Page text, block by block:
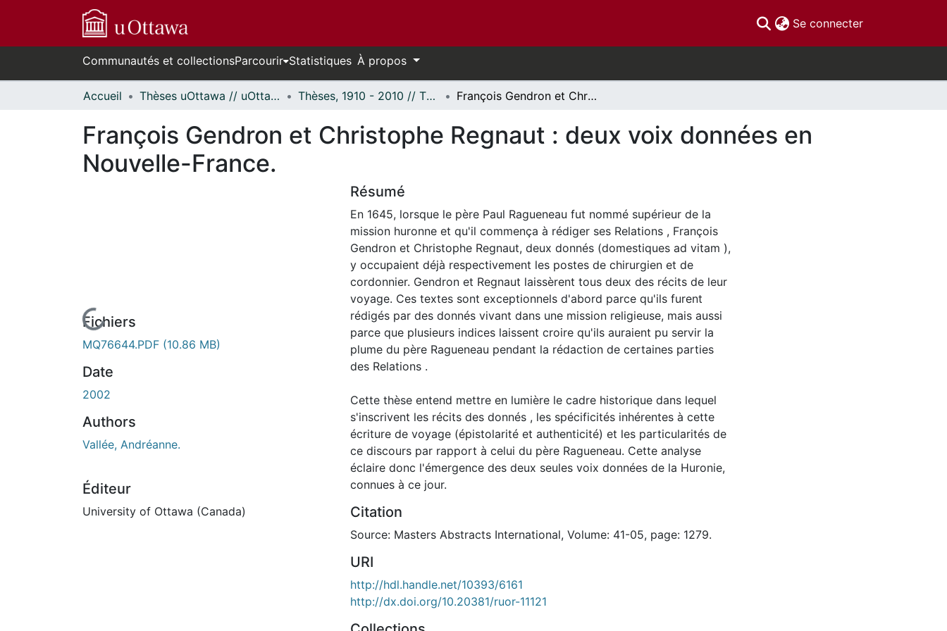
Se connecter(current)
Communautés et collectionsParcourir Statistiques À propos
Accueil Thèses uOttawa // uOttawa Theses Thèses, 1910 - 2010 // Theses, 1910 - 2010 François Gendron et Christophe Regnaut : deux voix données en Nouvelle-France.
François Gendron et Christophe Regnaut : deux voix données en
Nouvelle-France.
En cours de chargement...
Fichiers
MQ76644.PDF (10.86 MB)
Date
2002
Authors
Vallée, Andréanne.
Éditeur
University of Ottawa (Canada)
Résumé
En 1645, lorsque le père Paul Ragueneau fut nommé supérieur de la
mission huronne et qu'il commença à rédiger ses Relations , François
Gendron et Christophe Regnaut, deux donnés (domestiques ad vitam ),
y occupaient déjà respectivement les postes de chirurgien et de
cordonnier. Gendron et Regnaut laissèrent tous deux des récits de leur
voyage. Ces textes sont exceptionnels d'abord parce qu'ils furent
rédigés par des donnés vivant dans une mission religieuse, mais aussi
parce que plusieurs indices laissent croire qu'ils auraient pu servir la
plume du père Ragueneau pendant la rédaction de certaines parties
des Relations .
Cette thèse entend mettre en lumière le cadre historique dans lequel
s'inscrivent les récits des donnés , les spécificités inhérentes à cette
écriture de voyage (épistolarité et authenticité) et les particularités de
ce discours par rapport à celui du père Ragueneau. Cette analyse
éclaire donc l'émergence des deux seules voix données de la Huronie,
connues à ce jour.
Citation
Source: Masters Abstracts International, Volume: 41-05, page: 1279.
URI
http://hdl.handle.net/10393/6161
http://dx.doi.org/10.20381/ruor-11121